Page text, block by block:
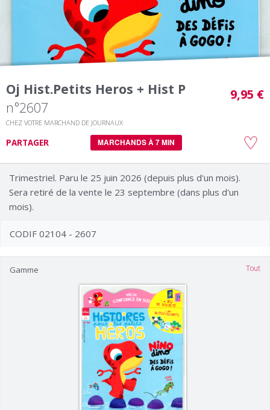
Oj Hist.petits Heros + Hist P
n°2607
CHEZ VOTRE MARCHAND DE JOURNAUX
9,95 €
PARTAGER MARCHANDS À 7 MIN
Trimestriel. Paru le 25 juin 2026 (depuis plus d'un mois).
Sera retiré de la vente le 23 septembre (dans plus d'un
mois).
CODIF 02104 - 2607
Gamme Tout